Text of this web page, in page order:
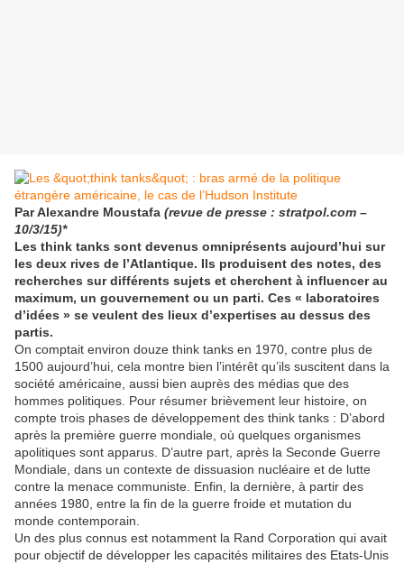
Par Alexandre Moustafa (revue de presse : stratpol.com –
10/3/15)*
Les think tanks sont devenus omniprésents aujourd’hui sur
les deux rives de l’Atlantique. Ils produisent des notes, des
recherches sur différents sujets et cherchent à influencer au
maximum, un gouvernement ou un parti. Ces « laboratoires
d’idées » se veulent des lieux d’expertises au dessus des
partis.
On comptait environ douze think tanks en 1970, contre plus de
1500 aujourd’hui, cela montre bien l’intérêt qu’ils suscitent dans la
société américaine, aussi bien auprès des médias que des
hommes politiques. Pour résumer brièvement leur histoire, on
compte trois phases de développement des think tanks : D’abord
après la première guerre mondiale, où quelques organismes
apolitiques sont apparus. D’autre part, après la Seconde Guerre
Mondiale, dans un contexte de dissuasion nucléaire et de lutte
contre la menace communiste. Enfin, la dernière, à partir des
années 1980, entre la fin de la guerre froide et mutation du
monde contemporain.
Un des plus connus est notamment la Rand Corporation qui avait
pour objectif de développer les capacités militaires des Etats-Unis